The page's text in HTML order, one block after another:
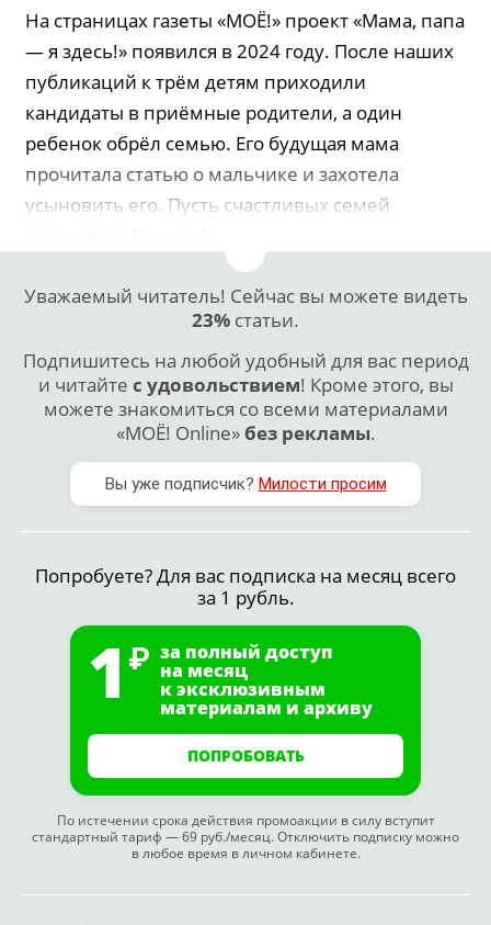
На страницах газеты «МОЁ!» проект «Мама, папа
— я здесь!» появился в 2024 году. После наших
публикаций к трём детям приходили
кандидаты в приёмные родители, а один
ребенок обрёл семью. Его будущая мама
прочитала статью о мальчике и захотела
усыновить его. Пусть счастливых семей
Уважаемый читатель! Сейчас вы можете видеть
23% статьи.
Подпишитесь на любой удобный для вас период
и читайте с удовольствием! Кроме этого, вы
можете знакомиться со всеми материалами
«МОЁ! Online»без рекламы.
Вы уже подписчик? Милости просим
Попробуете? Для вас подписка на месяц всего
за 1 рубль.
1 за полный доступ
на месяц
к эксклюзивным
материалам и архиву
ПОПРОБОВАТЬ
По истечении срока действия промоакции в силу вступит
стандартный тариф — 69 руб./месяц. Отключить подписку можно
в любое время в личном кабинете.